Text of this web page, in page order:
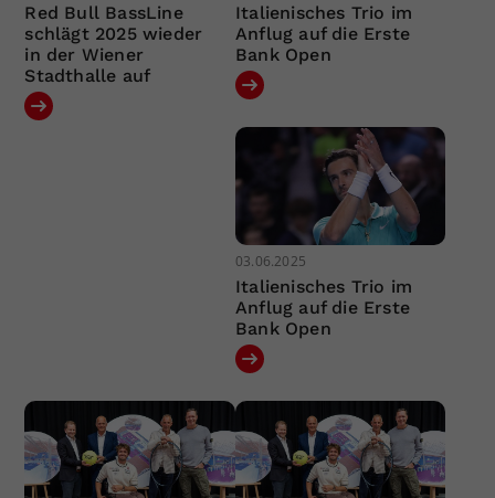
Red Bull BassLine
schlägt 2025 wieder
in der Wiener
Stadthalle auf
Italienisches Trio im
Anflug auf die Erste
Bank Open
03.06.2025
Italienisches Trio im
Anflug auf die Erste
Bank Open